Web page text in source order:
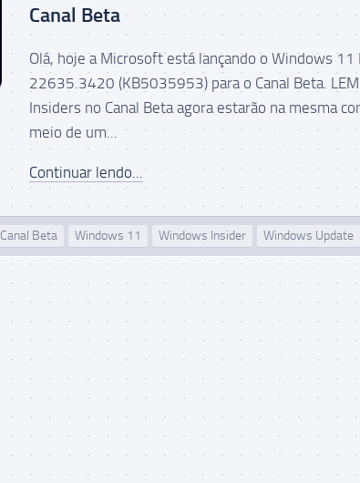
Canal Beta
Olá, hoje a Microsoft está lançando o Windows
22635.3420 (KB5035953) para o Canal Beta.
Insiders no Canal Beta agora estarão na mesma
meio de um...
Continuar lendo...
Canal Beta Windows 11 Windows Insider Windows Update